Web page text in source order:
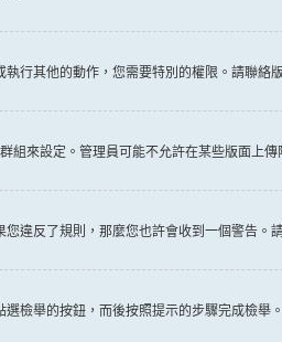
行其他的動作，您需要特別的權限。請聯絡
組來設定。管理員可能不允許在某些版面上
違反了規則，那麼您也許會收到一個警告
檢舉的按鈕，而後按照提示的步驟完成檢舉。